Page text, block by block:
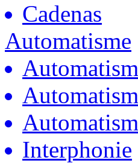
Cadenas
Automatisme
Interphonie